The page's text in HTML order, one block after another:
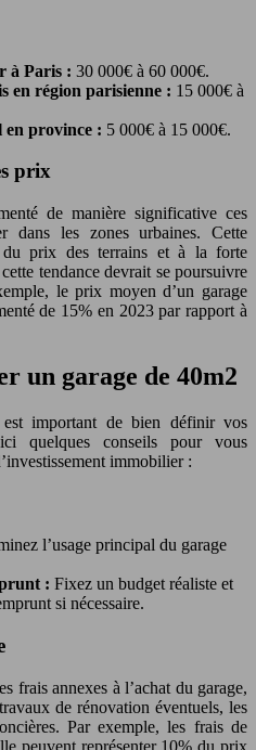
à Paris : 30 000€ à 60 000€.
en région parisienne : 15 000€ à
en province : 5 000€ à 15 000€.
prix
de manière significative ces
dans les zones urbaines. Cette
du prix des terrains et à la forte
tendance devrait se poursuivre
le prix moyen d’un garage
de 15% en 2023 par rapport à
un garage de 40m2
important de bien définir vos
quelques conseils pour vous
immobilier :
l’usage principal du garage
: Fixez un budget réaliste et
si nécessaire.
frais annexes à l’achat du garage,
de rénovation éventuels, les
Par exemple, les frais de
peuvent représenter 10% du prix